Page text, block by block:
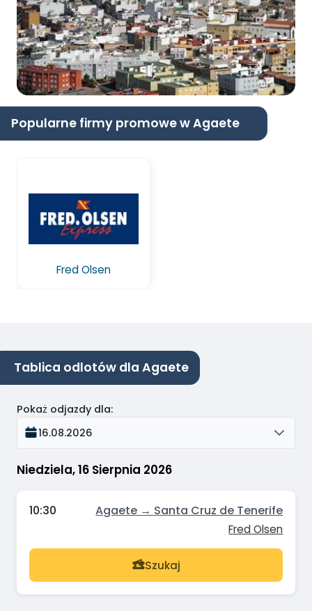
Popularne firmy promowe w Agaete
Fred Olsen
Tablica odlotów dla Agaete
Niedziela, 16 Sierpnia 2026
Pokaż odjazdy dla:
16.08.2026
10:30 Agaete → Santa Cruz de Tenerife
Fred Olsen
Szukaj